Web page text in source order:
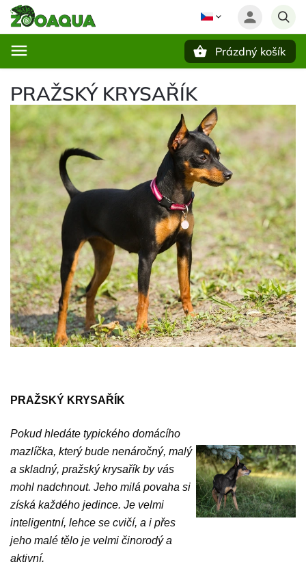
Prázdný košík
PRAŽSKÝ KRYSAŘÍK
PRAŽSKÝ KRYSAŘÍK
Pokud hledáte typického domácího
mazlíčka, který bude nenáročný, malý
a skladný, pražský krysařík by vás
mohl nadchnout. Jeho milá povaha si
získá každého jedince. Je velmi
inteligentní, lehce se cvičí, a i přes
jeho malé tělo je velmi činorodý a
aktivní.